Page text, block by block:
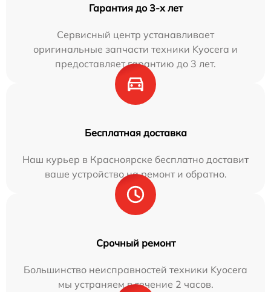
Гарантия до 3-х лет
Сервисный центр устанавливает
оригинальные запчасти техники Kyocera и
предоставляет гарантию до 3 лет.
Бесплатная доставка
Наш курьер в Красноярске бесплатно доставит
ваше устройство на ремонт и обратно.
Срочный ремонт
Большинство неисправностей техники Kyocera
мы устраняем в течение 2 часов.